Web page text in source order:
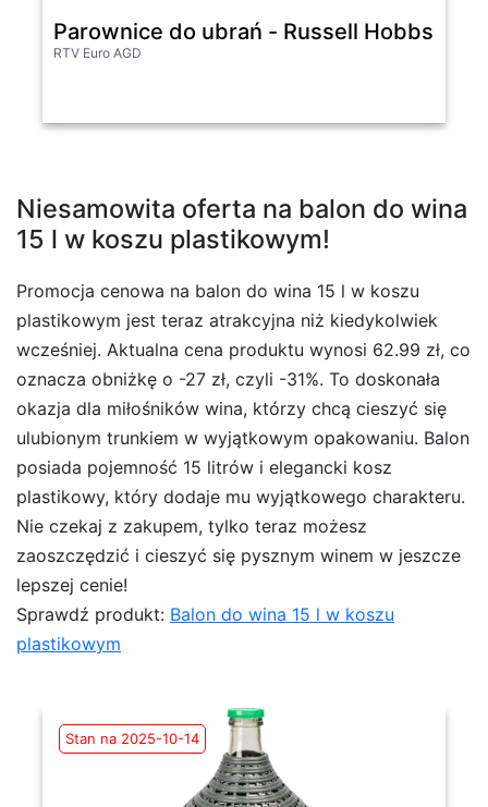
Parownice do ubrań - Russell Hobbs
RTV Euro AGD
Niesamowita oferta na balon do wina
15 l w koszu plastikowym!
Promocja cenowa na balon do wina 15 l w koszu
plastikowym jest teraz atrakcyjna niż kiedykolwiek
wcześniej. Aktualna cena produktu wynosi 62.99 zł, co
oznacza obniżkę o -27 zł, czyli -31%. To doskonała
okazja dla miłośników wina, którzy chcą cieszyć się
ulubionym trunkiem w wyjątkowym opakowaniu. Balon
posiada pojemność 15 litrów i elegancki kosz
plastikowy, który dodaje mu wyjątkowego charakteru.
Nie czekaj z zakupem, tylko teraz możesz
zaoszczędzić i cieszyć się pysznym winem w jeszcze
lepszej cenie!
Sprawdź produkt: Balon do wina 15 l w koszu
plastikowym
Stan na 2025-10-14